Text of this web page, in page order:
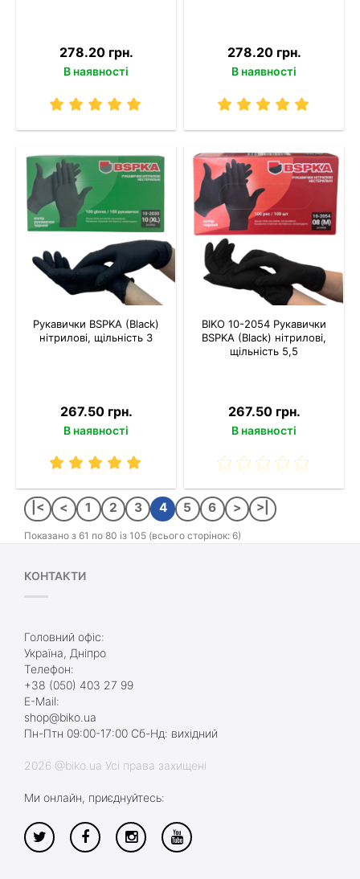
278.20 грн.
В наявності
278.20 грн.
В наявності
Рукавички BSPKA (Black)
нітрилові, щільність 3
267.50 грн.
В наявності
BIKO 10-2054 Рукавички
BSPKA (Black) нітрилові,
щільність 5,5
267.50 грн.
В наявності
|< < 1 2 3 4 5 6 > >|
Показано з 61 по 80 із 105 (всього сторінок: 6)
КОНТАКТИ
Головний офіс:
Україна, Дніпро
Телефон:
+38 (050) 403 27 99
E-Mail:
shop@biko.ua
Пн-Птн 09:00-17:00 Сб-Нд: вихідний
2026 @biko.ua Усі права захищені
Ми онлайн, приєднуйтесь: